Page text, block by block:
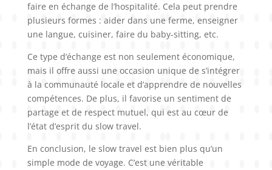
faire en échange de l’hospitalité. Cela peut prendre
plusieurs formes : aider dans une ferme, enseigner
une langue, cuisiner, faire du baby-sitting, etc.
Ce type d’échange est non seulement économique,
mais il offre aussi une occasion unique de s’intégrer
à la communauté locale et d’apprendre de nouvelles
compétences. De plus, il favorise un sentiment de
partage et de respect mutuel, qui est au cœur de
l’état d’esprit du slow travel.
En conclusion, le slow travel est bien plus qu’un
simple mode de voyage. C’est une véritable